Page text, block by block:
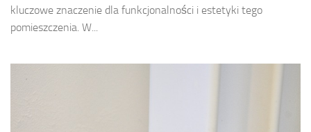
kluczowe znaczenie dla funkcjonalności i estetyki tego
pomieszczenia. W...